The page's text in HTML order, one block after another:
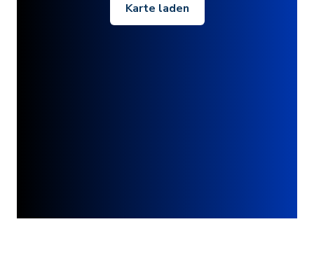
Karte laden